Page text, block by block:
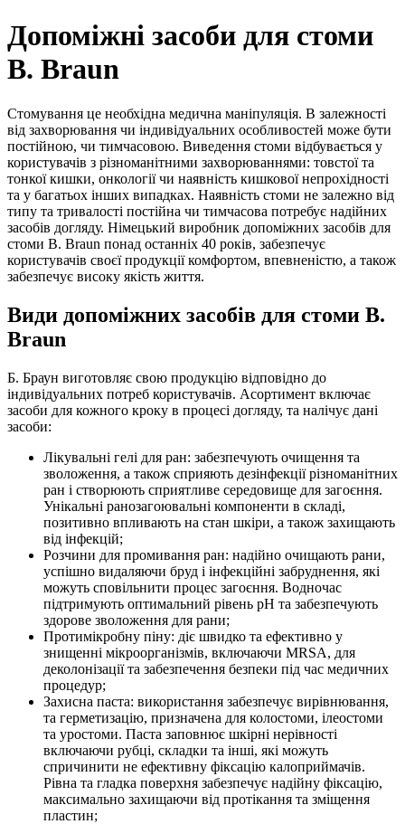
Допоміжні засоби для стоми
B. Braun
Стомування це необхідна медична маніпуляція. В залежності
від захворювання чи індивідуальних особливостей може бути
постійною, чи тимчасовою. Виведення стоми відбувається у
користувачів з різноманітними захворюваннями: товстої та
тонкої кишки, онкології чи наявність кишкової непрохідності
та у багатьох інших випадках. Наявність стоми не залежно від
типу та тривалості постійна чи тимчасова потребує надійних
засобів догляду. Німецький виробник допоміжних засобів для
стоми B. Braun понад останніх 40 років, забезпечує
користувачів своєї продукції комфортом, впевненістю, а також
забезпечує високу якість життя.
Види допоміжних засобів для стоми B.
Braun
Б. Браун виготовляє свою продукцію відповідно до
індивідуальних потреб користувачів. Асортимент включає
засоби для кожного кроку в процесі догляду, та налічує дані
засоби:
Лікувальні гелі для ран: забезпечують очищення та
зволоження, а також сприяють дезінфекції різноманітних
ран і створюють сприятливе середовище для загоєння.
Унікальні ранозагоювальні компоненти в складі,
позитивно впливають на стан шкіри, а також захищають
від інфекцій;
Розчини для промивання ран: надійно очищають рани,
успішно видаляючи бруд і інфекційні забруднення, які
можуть сповільнити процес загоєння. Водночас
підтримують оптимальний рівень pH та забезпечують
здорове зволоження для рани;
Протимікробну піну: діє швидко та ефективно у
знищенні мікроорганізмів, включаючи MRSA, для
деколонізації та забезпечення безпеки під час медичних
процедур;
Захисна паста: використання забезпечує вирівнювання,
та герметизацію, призначена для колостоми, ілеостоми
та уростоми. Паста заповнює шкірні нерівності
включаючи рубці, складки та інші, які можуть
спричинити не ефективну фіксацію калоприймачів.
Рівна та гладка поверхня забезпечує надійну фіксацію,
максимально захищаючи від протікання та зміщення
пластин;